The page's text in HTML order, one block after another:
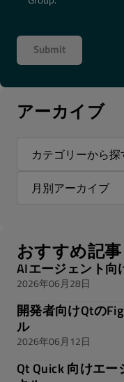
アーカイブ
おすすめ記事
AIエージェント向
2026年06月28日
開発者向けQtの
ル
2026年06月12日
Qt Quick 向けエ